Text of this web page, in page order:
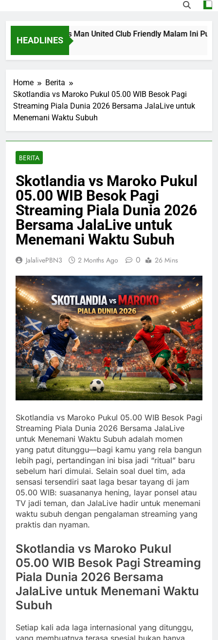
HEADLINES
PSG vs Man United Club Friendly Malam Ini Pukul
Home
Berita
Skotlandia vs Maroko Pukul 05.00 WIB Besok Pagi
Streaming Piala Dunia 2026 Bersama JalaLive untuk
Menemani Waktu Subuh
BERITA
Skotlandia vs Maroko Pukul
05.00 WIB Besok Pagi
Streaming Piala Dunia 2026
Bersama JalaLive untuk
Menemani Waktu Subuh
JalalivePBN3 2 Months Ago 0 26 Mins
Skotlandia vs Maroko Pukul 05.00 WIB Besok Pagi
Streaming Piala Dunia 2026 Bersama JalaLive
untuk Menemani Waktu Subuh adalah momen
yang patut ditunggu—bagi kamu yang rela bangun
lebih pagi, pertandingan ini bisa jadi “ritual” baru
sebelum hari dimulai. Selain soal duel tim, ada
sensasi tersendiri saat laga besar tayang di jam
05.00 WIB: suasananya hening, layar ponsel atau
TV jadi teman, dan JalaLive hadir untuk menemani
waktu subuh dengan pengalaman streaming yang
praktis dan nyaman.
Skotlandia vs Maroko Pukul
05.00 WIB Besok Pagi Streaming
Piala Dunia 2026 Bersama
JalaLive untuk Menemani Waktu
Subuh
Setiap kali ada laga internasional yang ditunggu,